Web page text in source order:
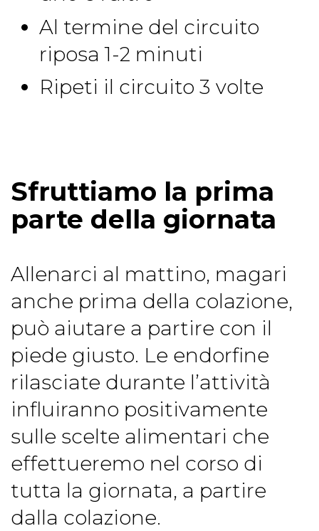
Al termine del circuito
riposa 1-2 minuti
Ripeti il circuito 3 volte
Sfruttiamo la prima
parte della giornata
Allenarci al mattino, magari
anche prima della colazione,
può aiutare a partire con il
piede giusto. Le endorfine
rilasciate durante l’attività
influiranno positivamente
sulle scelte alimentari che
effettueremo nel corso di
tutta la giornata, a partire
dalla colazione.